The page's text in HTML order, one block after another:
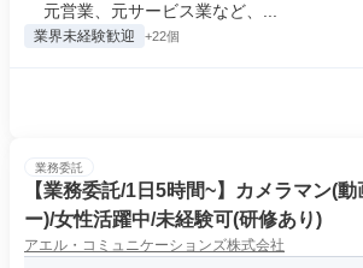
元営業、元サービス業など、...
業界未経験歓迎 +22個
業務委託
【業務委託/1日5時間~】カメラマン(
ー)/女性活躍中/未経験可(研修あり)
アエル・コミュニケーションズ株式会社